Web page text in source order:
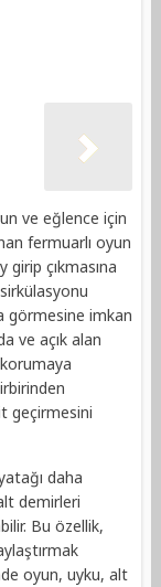
ve eğlence için
fermuarlı oyun
girip çıkmasına
görmesine imkan
ve açık alan
geçirmesini
daha
demirleri
Bu özellik,
oyun, uyku, alt